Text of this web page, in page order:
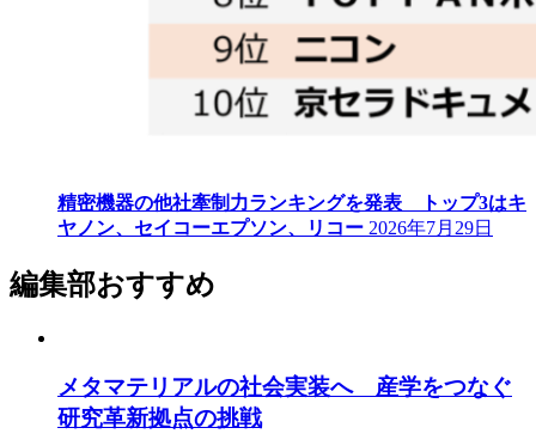
精密機器の他社牽制力ランキングを発表 トップ3はキ
ヤノン、セイコーエプソン、リコー 2026年7月29日
編集部おすすめ
メタマテリアルの社会実装へ 産学をつなぐ
研究革新拠点の挑戦